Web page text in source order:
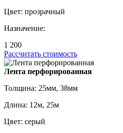
Цвет: прозрачный
Назначение:
1 200
Рассчитать стоимость
Лента перфорированная
Толщина: 25мм, 38мм
Длина: 12м, 25м
Цвет: серый